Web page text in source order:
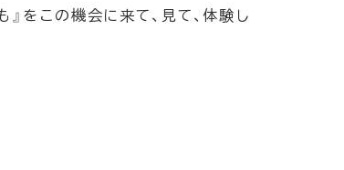
をこの機会に来て、見て、体験し